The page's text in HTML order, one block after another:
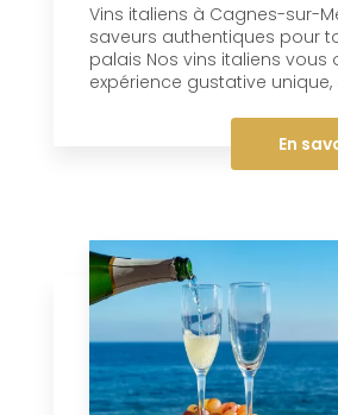
Vins italiens à Cagnes-sur-
saveurs authentiques pour
palais Nos vins italiens vous
expérience gustative unique,
En